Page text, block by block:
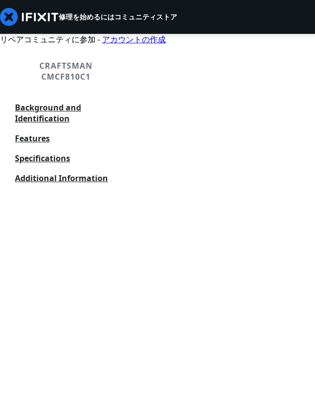
修理を始めるにはコミュニティストア
リペアコミュニティに参加 - アカウントの作成
CRAFTSMAN
CMCF810C1
Background and
Identification
Features
Specifications
Additional Information